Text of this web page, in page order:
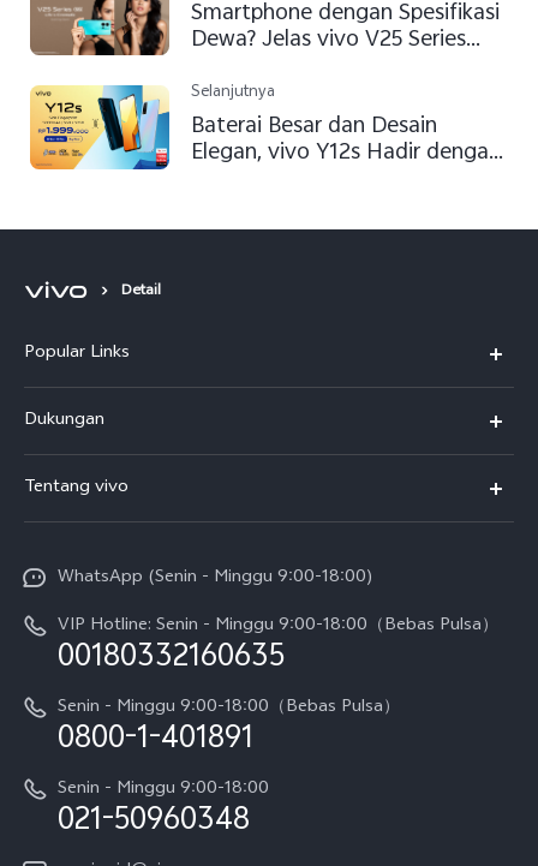
Smartphone dengan Spesifikasi
Dewa? Jelas vivo V25 Series
Selanjutnya
Baterai Besar dan Desain
Elegan, vivo Y12s Hadir dengan
Detail
Popular Links
T5
T5 Pro
V70
V70 FE
Y05
X300 Pro
Gerai Terdekat
Dukungan
Service Center
Funtouch OS
Pembaruan Sistem
Harga Spare Part
Otentikasi IMEI
Kebijakan Garansi vivo
Tentang vivo
Sejarah
Berita
Pemberitahuan Hukum
Tentang Kami
WhatsApp (Senin - Minggu 9:00-18:00)
VIP Hotline: Senin - Minggu 9:00-18:00（Bebas Pulsa）
00180332160635
Senin - Minggu 9:00-18:00（Bebas Pulsa）
0800-1-401891
Senin - Minggu 9:00-18:00
021-50960348